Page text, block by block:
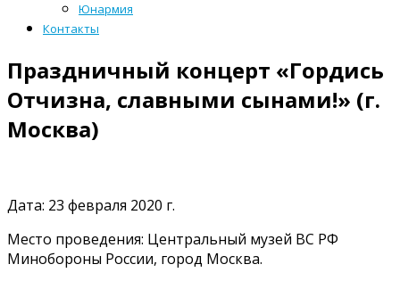
Юнармия
Контакты
Праздничный концерт «Гордись
Отчизна, славными сынами!» (г.
Москва)
Дата: 23 февраля 2020 г.
Место проведения: Центральный музей ВС РФ
Минобороны России, город Москва.